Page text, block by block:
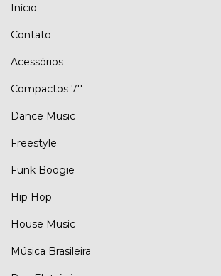
Início
Contato
Acessórios
Compactos 7''
Dance Music
Freestyle
Funk Boogie
Hip Hop
House Music
Música Brasileira